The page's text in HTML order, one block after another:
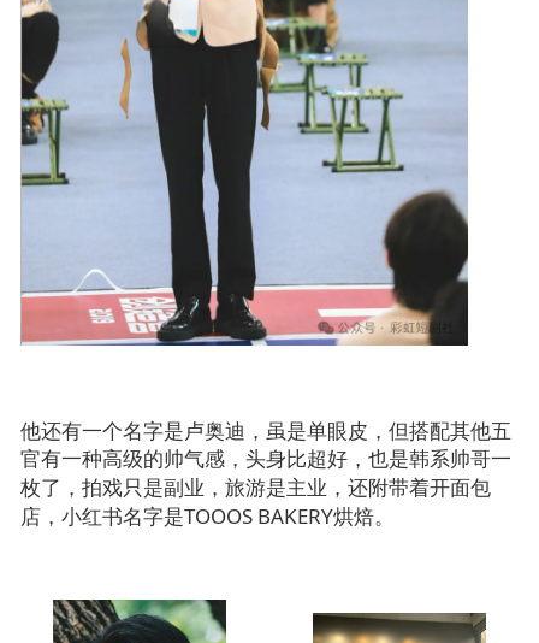
他还有一个名字是卢奥迪，虽是单眼皮，但搭配其他五
官有一种高级的帅气感，头身比超好，也是韩系帅哥一
枚了，拍戏只是副业，旅游是主业，还附带着开面包
店，小红书名字是TOOOS BAKERY烘焙。